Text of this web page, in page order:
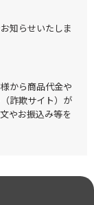
知らせいたしま
から商品代金や
詐欺サイト）が
やお振込み等を